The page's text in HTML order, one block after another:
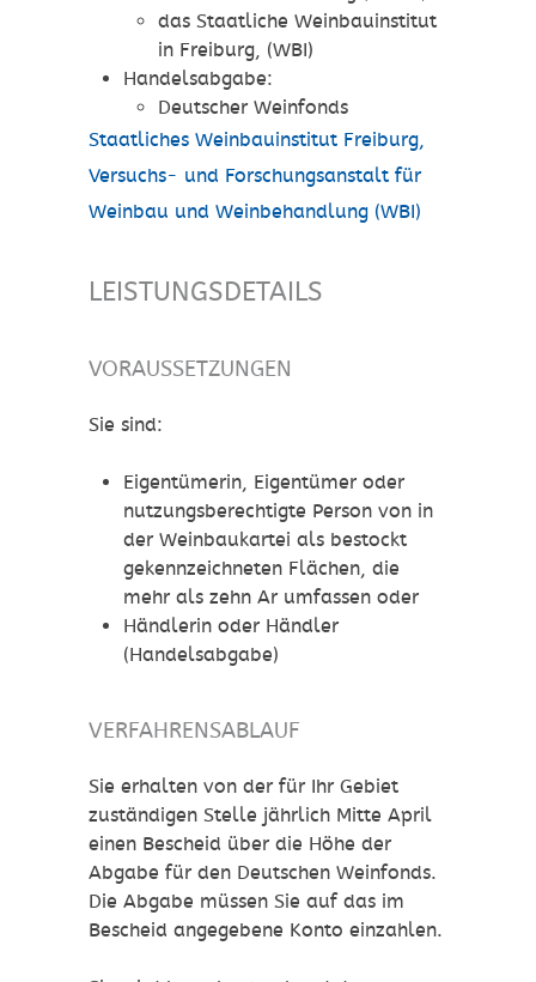
das Staatliche Weinbauinstitut
in Freiburg, (WBI)
Handelsabgabe:
Deutscher Weinfonds
Staatliches Weinbauinstitut Freiburg,
Versuchs- und Forschungsanstalt für
Weinbau und Weinbehandlung (WBI)
LEISTUNGSDETAILS
VORAUSSETZUNGEN
Sie sind:
Eigentümerin, Eigentümer oder
nutzungsberechtigte Person von in
der Weinbaukartei als bestockt
gekennzeichneten Flächen, die
mehr als zehn Ar umfassen oder
Händlerin oder Händler
(Handelsabgabe)
VERFAHRENSABLAUF
Sie erhalten von der für Ihr Gebiet
zuständigen Stelle jährlich Mitte April
einen Bescheid über die Höhe der
Abgabe für den Deutschen Weinfonds.
Die Abgabe müssen Sie auf das im
Bescheid angegebene Konto einzahlen.